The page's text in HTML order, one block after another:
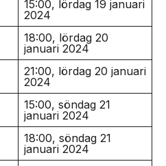
15:00, lördag 19 januari
2024
18:00, lördag 20
januari 2024
21:00, lördag 20 januari
2024
15:00, söndag 21
januari 2024
18:00, söndag 21
januari 2024